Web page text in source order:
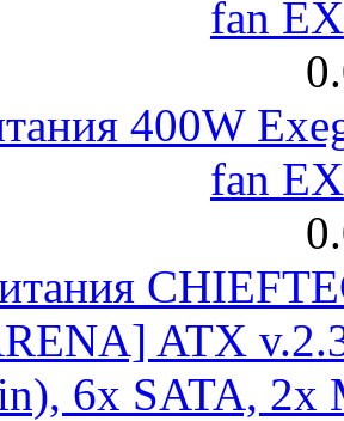
fan
400W
fan
ATX
6x SATA, 2x